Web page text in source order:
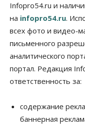
Власть Финансы
Криптовалюта в
имуществом
05 Августа 2026, 14:00
Недвижимость
Открыты продажи
квартале
05 Августа 2026, 13:23
Власть Общество
Ночные
в Новосибирской
Infopro54.ru и
на infopro54.ru.
всех фото и видео-
письменного
аналитического
портал. Редакция
ответственность за:
содержание
баннерная